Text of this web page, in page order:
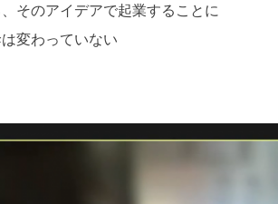
そのアイデアで起業することに
変わっていない